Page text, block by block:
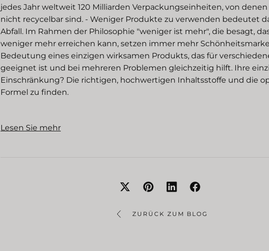
jedes Jahr weltweit 120 Milliarden Verpackungseinheiten, von
nicht recycelbar sind. - Weniger Produkte zu verwenden bedeutet
Abfall. Im Rahmen der Philosophie "weniger ist mehr", die besagt,
weniger mehr erreichen kann, setzen immer mehr
Bedeutung eines einzigen wirksamen Produkts, das für
geeignet ist und bei mehreren Problemen gleichzeitig hilft. Ihre
Einschränkung? Die richtigen, hochwertigen Inhaltsstoffe und die
Formel zu finden.
Lesen Sie mehr
ZURÜCK ZUM BLOG